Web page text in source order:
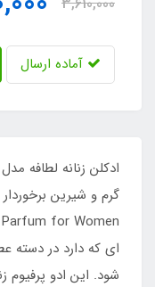
آماده ارسال
ای که دارد در دسته
شود. این ادو پرفیوم